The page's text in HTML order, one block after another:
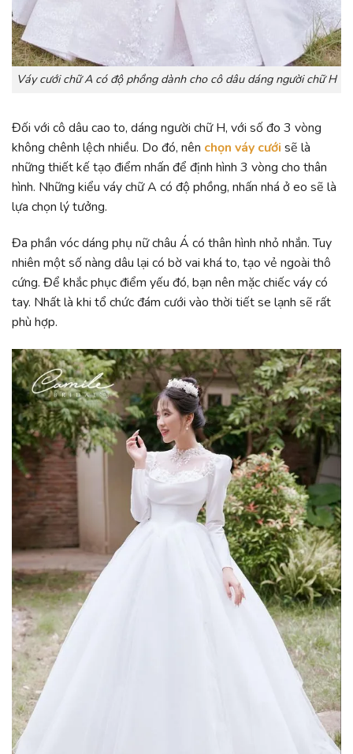
Váy cưới chữ A có độ phồng dành cho cô dâu dáng người chữ H
Đối với cô dâu cao to, dáng người chữ H, với số đo 3 vòng
không chênh lệch nhiều. Do đó, nên chọn váy cưới sẽ là
những thiết kế tạo điểm nhấn để định hình 3 vòng cho thân
hình. Những kiểu váy chữ A có độ phồng, nhấn nhá ở eo sẽ là
lựa chọn lý tưởng.
Đa phần vóc dáng phụ nữ châu Á có thân hình nhỏ nhắn. Tuy
nhiên một số nàng dâu lại có bờ vai khá to, tạo vẻ ngoài thô
cứng. Để khắc phục điểm yếu đó, bạn nên mặc chiếc váy có
tay. Nhất là khi tổ chức đám cưới vào thời tiết se lạnh sẽ rất
phù hợp.